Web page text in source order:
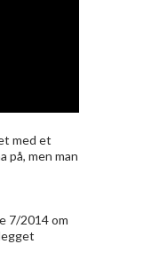
med et
på, men man
7/2014 om